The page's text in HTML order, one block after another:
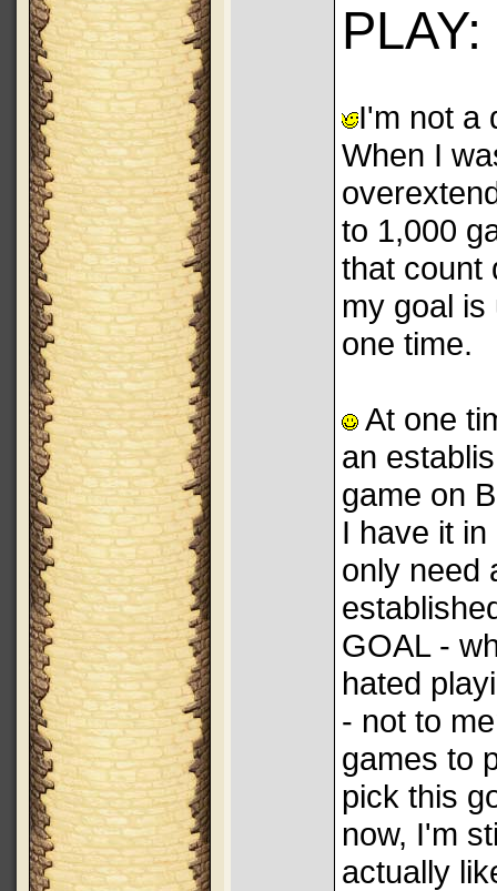
PLAY:
I'm not a
When I
to 1,000
that count
my goal
one time.
At one
an
game on
I have it
only need
GOAL -
hated
- not to
games to
pick this
now, I'm
actually